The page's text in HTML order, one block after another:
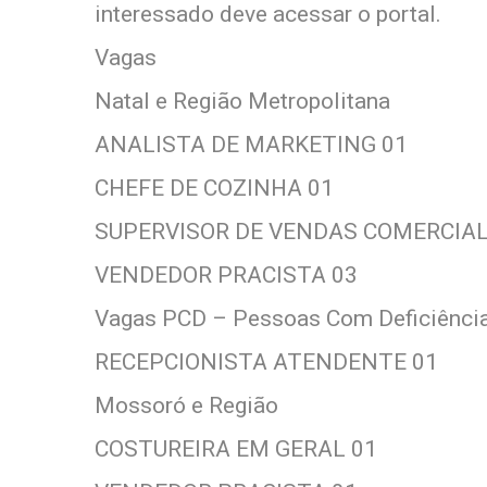
interessado deve acessar o portal.
Vagas
Natal e Região Metropolitana
ANALISTA DE MARKETING 01
CHEFE DE COZINHA 01
SUPERVISOR DE VENDAS
VENDEDOR PRACISTA 03
Vagas PCD – Pessoas Com
RECEPCIONISTA ATENDENTE 01
Mossoró e Região
COSTUREIRA EM GERAL 01